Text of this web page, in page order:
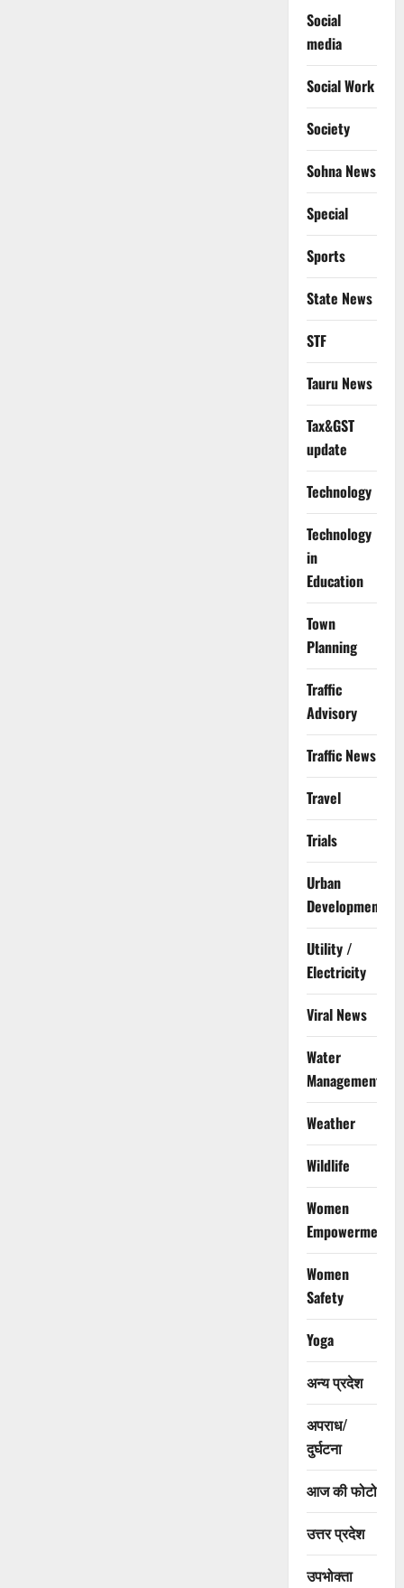
Social
media
Social Work
Society
Sohna News
Special
Sports
State News
STF
Tauru News
Tax&GST
update
Technology
Technology
in
Education
Town
Planning
Traffic
Advisory
Traffic News
Travel
Trials
Urban
Development
Utility /
Electricity
Viral News
Water
Management
Weather
Wildlife
Women
Empowerment
Women
Safety
Yoga
अन्य प्रदेश
अपराध/
दुर्घटना
आज की फोटो
उत्तर प्रदेश
उपभोक्ता